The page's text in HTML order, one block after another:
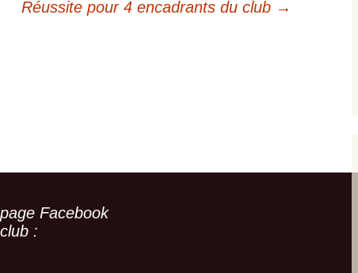
Réussite pour 4 encadrants du club →
Facebook
: